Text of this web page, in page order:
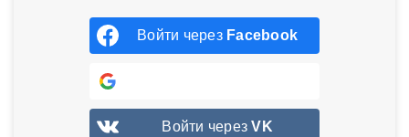
Войти через Facebook
Войти черезVK